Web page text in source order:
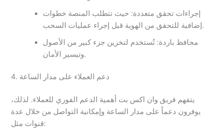
إجراءات تحقق متعددة: حيث تتطلب المنصة خطوات
إضافية للتحقق من الهوية قبل إجراء عمليات السحب.
محافظ باردة: تُستخدم لتخزين جزء كبير من الأصول
وتيسير الأمان.
4. دعم العملاء على مدار الساعة
يتفهم فريق وان اكس بت أهمية الدعم الفوري للعملاء. لذلك،
يوفرون دعماً على مدار الساعة وإمكانية التواصل من خلال عدة
قنوات مثل: